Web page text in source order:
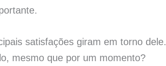
satisfações giram em torno dele.
mesmo que por um momento?